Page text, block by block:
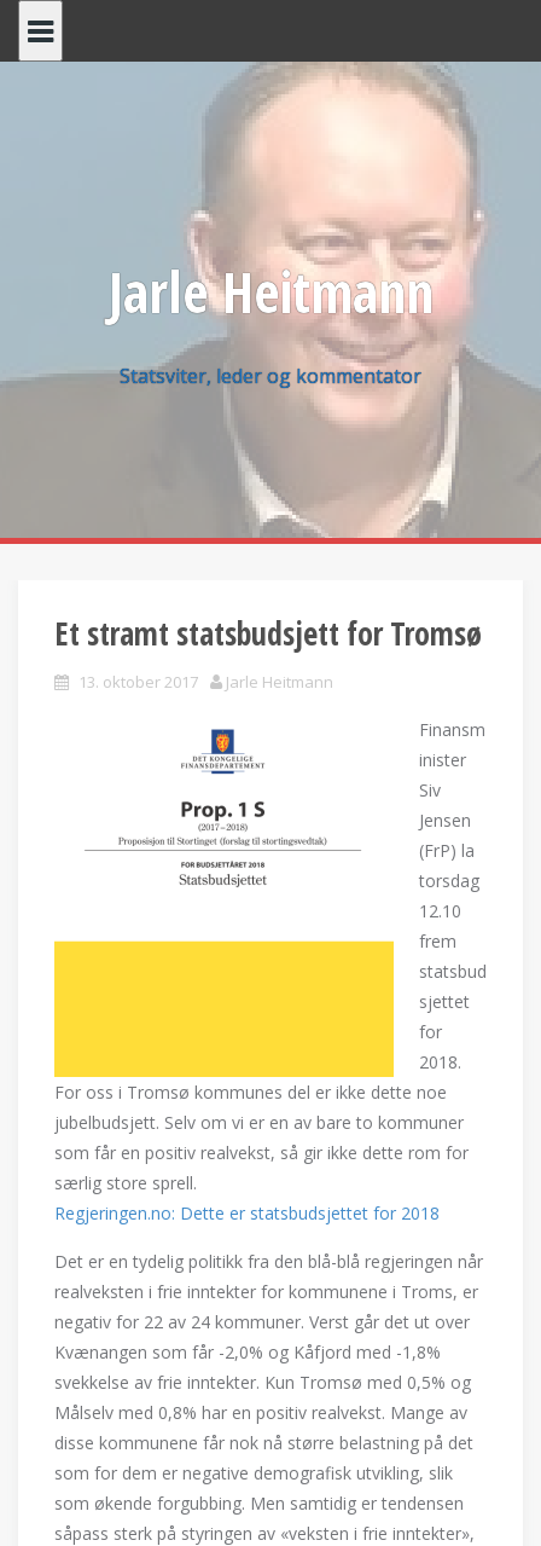
Jarle Heitmann
Statsviter, leder og kommentator
Et stramt statsbudsjett for Tromsø
13. oktober 2017 Jarle Heitmann
Finansm
inister
Siv
Jensen
(FrP) la
torsdag
12.10
frem
statsbud
sjettet
for
2018.
For oss i Tromsø kommunes del er ikke dette noe
jubelbudsjett. Selv om vi er en av bare to kommuner
som får en positiv realvekst, så gir ikke dette rom for
særlig store sprell.
Regjeringen.no: Dette er statsbudsjettet for 2018
Det er en tydelig politikk fra den blå-blå regjeringen når
realveksten i frie inntekter for kommunene i Troms, er
negativ for 22 av 24 kommuner. Verst går det ut over
Kvænangen som får -2,0% og Kåfjord med -1,8%
svekkelse av frie inntekter. Kun Tromsø med 0,5% og
Målselv med 0,8% har en positiv realvekst. Mange av
disse kommunene får nok nå større belastning på det
som for dem er negative demografisk utvikling, slik
som økende forgubbing. Men samtidig er tendensen
såpass sterk på styringen av «veksten i frie inntekter»,